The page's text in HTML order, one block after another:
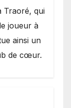
Traoré, qui
joueur à
ainsi un
de cœur.